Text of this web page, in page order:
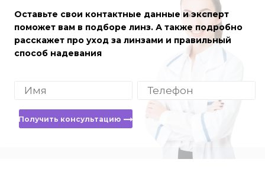
Оставьте свои контактные данные и эксперт
поможет вам в подборе линз. А также подробно
расскажет про уход за линзами и правильный
способ надевания
Получить консультацию